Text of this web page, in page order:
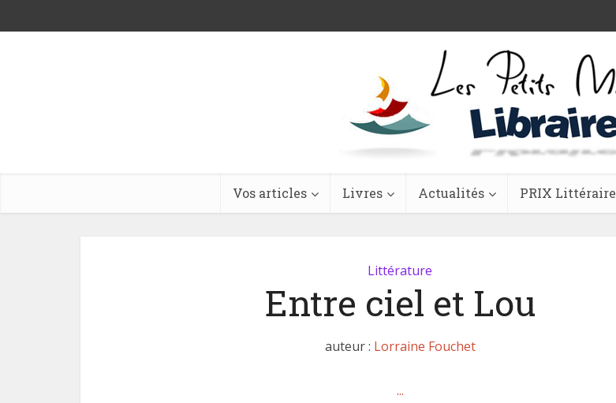
Vos articles Livres Actualités PRIX Littéraire
Littérature
Entre ciel et Lou
auteur : Lorraine Fouchet
...